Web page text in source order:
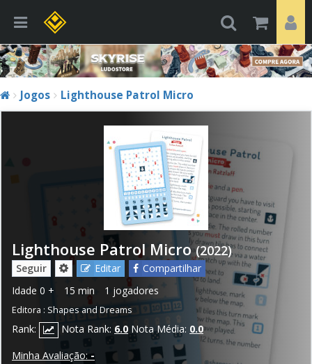
Jogos Lighthouse Patrol Micro
Lighthouse Patrol Micro (2022)
Seguir Editar
Compartilhar
Idade 0 + 15 min 1 jogadores
Editora : Shapes and Dreams
Rank: Nota Rank: 6.0 Nota Média: 0.0
Minha Avaliação: -